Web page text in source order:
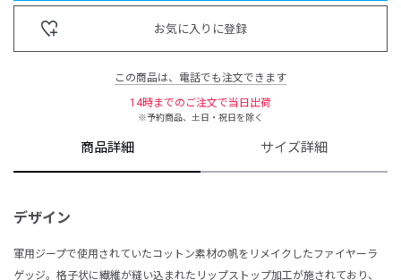
お気に入りに登録
この商品は、電話でも注文できます
14時までのご注文で当日出荷
※予約商品、土日・祝日を除く
商品詳細 サイズ詳細
デザイン
軍用ジープで使用されていたコットン素材の帆をリメイクしたファイヤーラ
ゲッジ。格子状に繊維が縫い込まれたリップストップ加工が施されており、